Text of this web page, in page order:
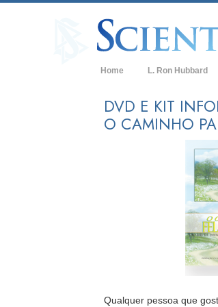
Home L. Ron Hubbard
DVD E KIT
O CAMINHO
Qualquer pessoa que